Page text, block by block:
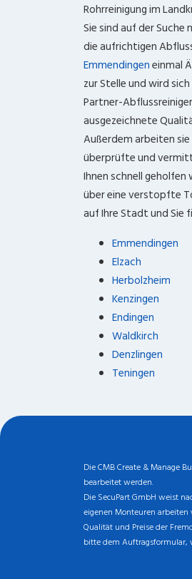
Rohrreinigung im
Sie sind auf der Suche
die aufrichtigen
Emmendingeneinmal
zur Stelle und wird
Partner-
ausgezeichnete
Außerdem arbeiten
überprüfte und
Ihnen schnell geholfen
über eine verstopfte
auf Ihre Stadt und Sie
Emmendingen
Elzach
Herbolzheim
Kenzingen
Endingen
Waldkirch
Denzlingen
Teningen
Die CMB Create & Manage
bearbeitet werden.
Die SecuPart GmbH weist
eigenen Monteuren
Qualität und Preise der
bitte dem Auftragsformular,